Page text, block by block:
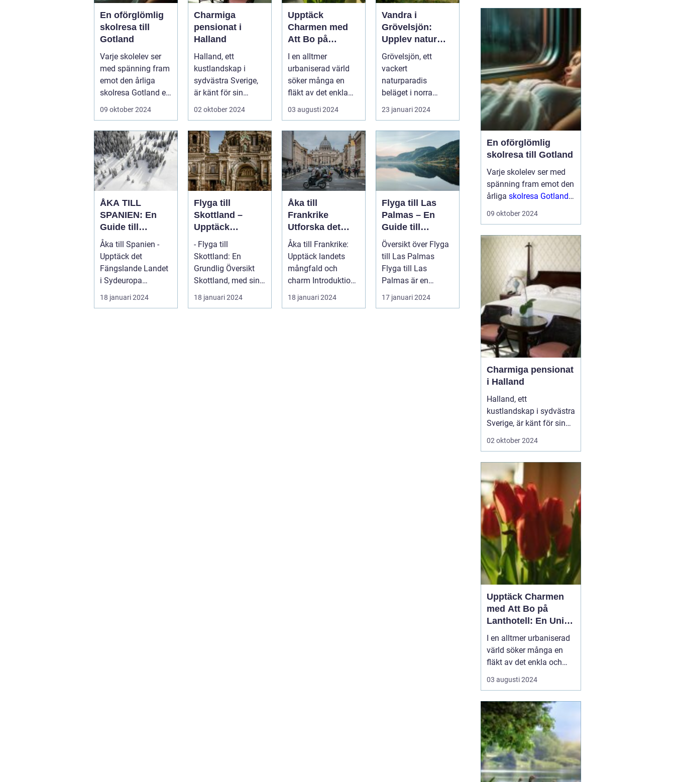
En oförglömlig
skolresa till
Gotland
Varje skolelev ser
med spänning fram
emot den årliga
skolresa Gotland en
välbehö...
09 oktober 2024
Charmiga
pensionat i
Halland
Halland, ett
kustlandskap i
sydvästra Sverige,
är känt för sin
vackra natur, långa
02 oktober 2024
Upptäck
Charmen med
Att Bo på
Lanthotell: En
Unik Upplevelse
på
Smålandstorpet
I en alltmer
urbaniserad värld
söker många en
fläkt av det enkla
och naturn&aum...
03 augusti 2024
Vandra i
Grövelsjön:
Upplev natur
och
fjällvandring på
Grövelsjön, ett
vackert
naturparadis
beläget i norra
Dalarna och vid
gränsen til...
23 januari 2024
ÅKA TILL
SPANIEN: En
Guide till
Spännande
Resmål och
Resetyper
Åka till Spanien -
Upptäck det
Fängslande Landet
i Sydeuropa
Spanien, beläget i
sydvästra Europa
18 januari 2024
Flyga till
Skottland –
Upptäck
Skönheten och
Charmen i Detta
Fascinerande
Land
- Flyga till
Skottland: En
Grundlig Översikt
Skottland, med sin
rika historia,
dramatiska
18 januari 2024
Åka till
Frankrike
Utforska det
Mångsidiga
Landet
Åka till Frankrike:
Upptäck landets
mångfald och
charm Introduktion
till Frankrike och
dess popular...
18 januari 2024
Flyga till Las
Palmas – En
Guide till
Kanarieöarnas
Pärla
Översikt över Flyga
till Las Palmas
Flyga till Las
Palmas är en
populär
semesterdestination
17 januari 2024
futuristiska neonskenen
i Tokyo till de fridfulla
tempelområde...
En oförglömlig
skolresa till Gotland
Varje skolelev ser med
spänning fram emot den
årliga skolresa Gotland
en välbehövlig paus
och ...
09 oktober 2024
Charmiga pensionat
i Halland
Halland, ett
kustlandskap i sydvästra
Sverige, är känt för sin
vackra natur, långa
Området är en populär
destination för
semesterfirare som
söker lugn och
avkoppling från stadens
brus. Bland Hallands
böljande åk...
02 oktober 2024
Upptäck Charmen
med Att Bo på
Lanthotell: En Unik
Upplevelse på
Smålandstorpet
I en alltmer urbaniserad
värld söker många en
fläkt av det enkla och
naturnära livet. Att
övernatta på ett
fånga just denna
upplevelse - och få en
paus från s...
03 augusti 2024